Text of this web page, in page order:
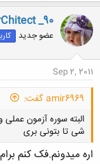
_90
عضو جدید
Sep 2, 2011
amir6969 گفت:
البته سوره آزمون
شی تا بتونی بری
اره میدونم.فک کنم